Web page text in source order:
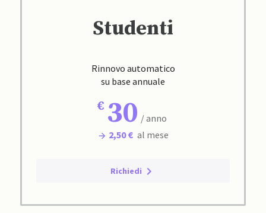
Studenti
Rinnovo automatico
su base annuale
30 / anno
2,50 € al mese
Richiedi